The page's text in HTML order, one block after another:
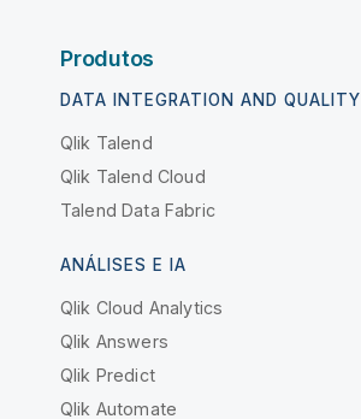
Produtos
DATA INTEGRATION AND QUALITY
Qlik Talend
Qlik Talend Cloud
Talend Data Fabric
ANÁLISES E IA
Qlik Cloud Analytics
Qlik Answers
Qlik Predict
Qlik Automate